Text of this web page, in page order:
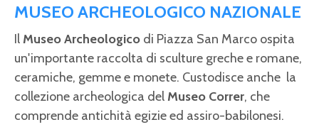
MUSEO ARCHEOLOGICO NAZIONALE
Il Museo Archeologico di Piazza San Marco ospita
un'importante raccolta di sculture greche e romane,
ceramiche, gemme e monete. Custodisce anche la
collezione archeologica del Museo Correr, che
comprende antichità egizie ed assiro-babilonesi.